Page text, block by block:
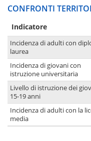
CONFRONTI
Indicatore
Incidenza di adulti con
laurea
Incidenza di giovani con
istruzione universitaria
Livello di istruzione dei
15-19 anni
Incidenza di adulti con la
media